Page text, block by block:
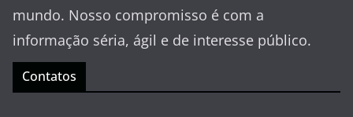
mundo. Nosso compromisso é com a
informação séria, ágil e de interesse público.
Contatos